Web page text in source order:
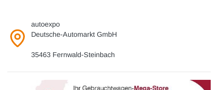
autoexpo
Deutsche-Automarkt GmbH
35463 Fernwald-Steinbach